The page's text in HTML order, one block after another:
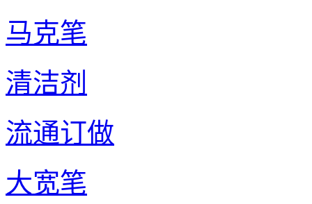
马克笔
清洁剂
流通订做
大宽笔